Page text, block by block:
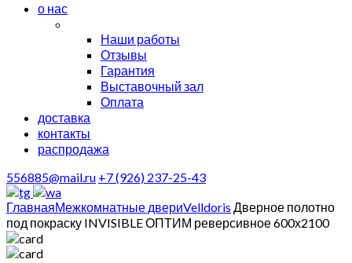
о нас
Наши работы
Отзывы
Гарантия
Выставочный зал
Оплата
доставка
контакты
распродажа
556885@mail.ru +7 (926) 237-25-43
ГлавнаяМежкомнатные двериVelldoris Дверное полотно
под покраску INVISIBLE ОПТИМ реверсивное 600х2100